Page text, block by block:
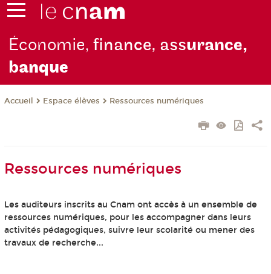
Économie,finance, assurance,
banque
Accueil Espace élèves Ressources numériques
Ressources numériques
Les auditeurs inscrits au Cnam ont accès à un ensemble de
ressources numériques, pour les accompagner dans leurs
activités pédagogiques, suivre leur scolarité ou mener des
travaux de recherche...